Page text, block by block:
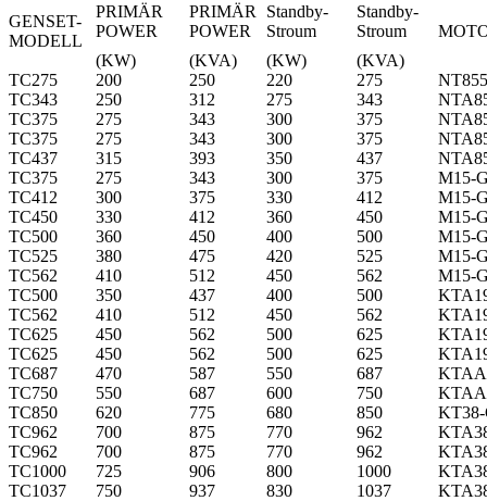
GENSET-
MODELL
PRIMÄR
POWER
PRIMÄR
POWER
Standby-
Stroum
Standby-
Stroum
(KW)
(KVA) (KW)
(KVA)
TC275
200 250 220 275
TC343
250 312 275 343
TC375
275 343 300 375
TC375
275 343 300 375
TC437
315 393 350 437
TC375
275 343 300 375
M15-
TC412
300 375 330 412
M15-
TC450
330 412 360 450
M15-
TC500
360 450 400 500
M15-
TC525
380 475 420 525
M15-
TC562
410 512 450 562
M15-
TC500
350 437 400 500
TC562
410 512 450 562
TC625
450 562 500 625
TC625
450 562 500 625
TC687
470 587 550 687
TC750
550 687 600 750
TC850
620 775 680 850
TC962
700 875 770 962
TC962
700 875 770 962
TC1000
725 906 800 1000
TC1037
750 937 830 1037